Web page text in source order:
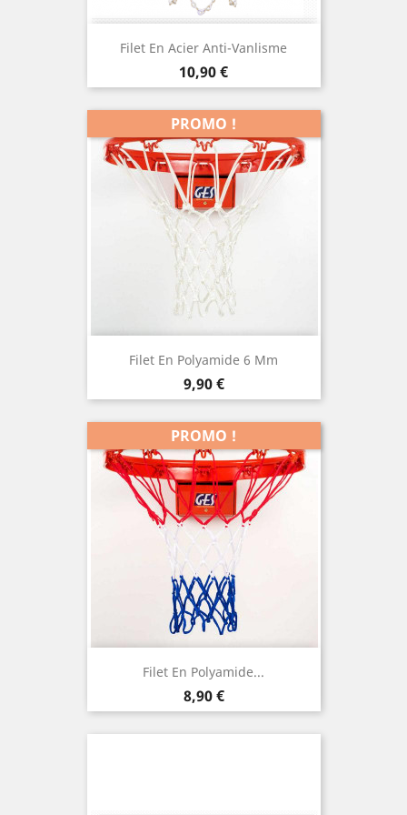
Filet En Acier Anti-Vanlisme
Prix
10,90 €
Filet En Polyamide 6 Mm
Prix
9,90 €
PROMO !
Filet En Polyamide...
Prix
8,90 €
PROMO !